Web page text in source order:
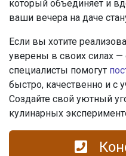
который объединяет и
ваши вечера на даче
Если вы хотите
уверены в своих силах
специалисты помогут
быстро, качественно и с
Создайте свой уютный
кулинарных